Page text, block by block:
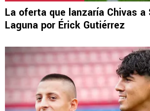
La oferta que lanzaría Chivas a
Laguna por Érick Gutiérrez